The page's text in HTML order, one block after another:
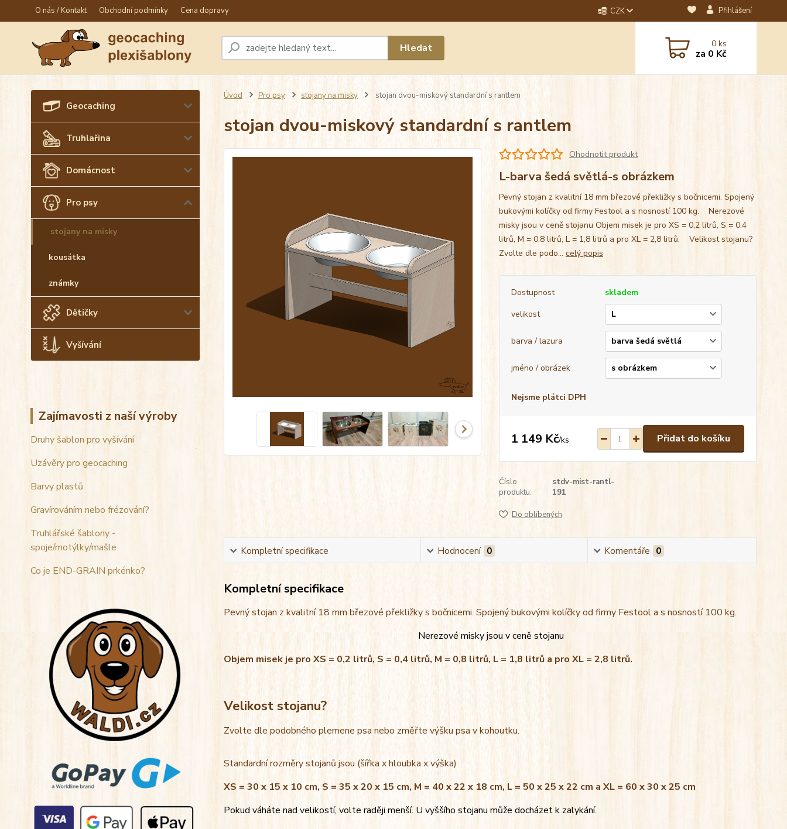
O nás / Kontakt Obchodní podmínky Cena dopravy CZK Přihlášení
Hledat 0ks
za 0 Kč
Geocaching
Truhlařina
Domácnost
Pro psy
stojany na misky
kousátka
známky
Dětičky
Vyšívání
Zajímavosti z naší výroby
Druhy šablon pro vyšívání
Uzávěry pro geocaching
Barvy plastů
Gravírováním nebo frézování?
Truhlářské šablony -
spoje/motýlky/mašle
Co je END-GRAIN prkénko?
Úvod Pro psy stojany na misky stojan dvou-miskový standardní s rantlem
stojan dvou-miskový standardní s rantlem
Ohodnotit produkt
L-barva šedá světlá-s obrázkem
Pevný stojan z kvalitní 18 mm březové překližky s bočnicemi. Spojený
bukovými kolíčky od firmy Festool a s nosností 100 kg. Nerezové
misky jsou v ceně stojanu Objem misek je pro XS = 0,2 litrů, S = 0,4
litrů, M = 0,8 litrů, L = 1,8 litrů a pro XL = 2,8 litrů. Velikost stojanu?
Zvolte dle podo... celý popis
Dostupnost
skladem
velikost
barva / lazura
jméno / obrázek
Nejsme plátci DPH
1 149 Kč/ks Přidat do košíku
Číslo
produktu:
stdv-mist-rantl-
191
Do oblíbených
Kompletní specifikace Hodnocení 0 Komentáře 0
Kompletní specifikace
Pevný stojan z kvalitní 18 mm březové překližky s bočnicemi. Spojený bukovými kolíčky od firmy Festool a s nosností 100 kg.
Nerezové misky jsou v ceně stojanu
Objem misek je pro XS = 0,2 litrů, S = 0,4 litrů, M = 0,8 litrů, L = 1,8 litrů a pro XL = 2,8 litrů.
Velikost stojanu?
Zvolte dle podobného plemene psa nebo změřte výšku psa v kohoutku.
Standardní rozměry stojanů jsou (šířka x hloubka x výška)
XS = 30 x 15 x 10 cm, S = 35 x 20 x 15 cm, M = 40 x 22 x 18 cm, L = 50 x 25 x 22 cm a XL = 60 x 30 x 25 cm
Pokud váháte nad velikostí, volte raději menší. U vyššího stojanu může docházet k zalykání.